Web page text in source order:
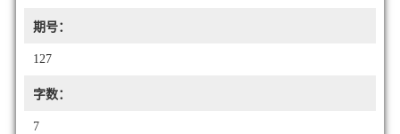
期号：
127
字数：
7